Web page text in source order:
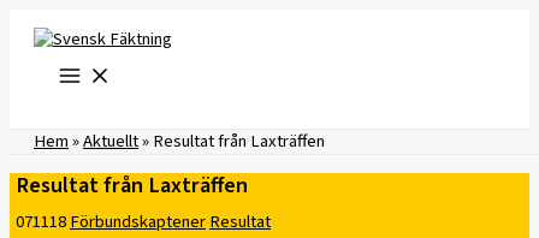
innehåll
Hem»Aktuellt»Resultat från Laxträffen
Resultat från Laxträffen
071118FörbundskaptenerResultat